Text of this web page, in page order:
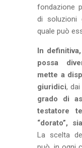
fondazione
di soluzioni
quale può
In
possa
mette a
giuridici,
grado di
testatore
“dorato”,
La scelta